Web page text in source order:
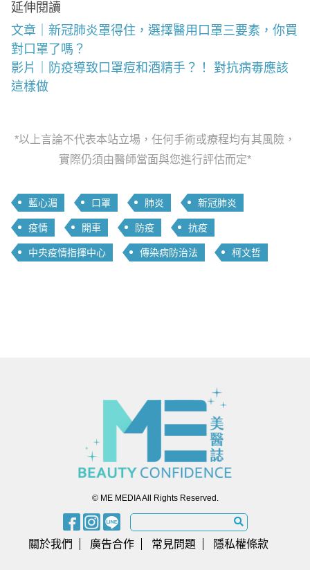
延伸閱讀
文章｜新冠肺炎罩得住，選擇醫用口罩三要素，你買
對口罩了嗎？
影片｜防疫導致口罩痘和酒精手？！ 對抗病毒應該
這樣做
*以上言論不代表本站立場，任何手術或療程均有其風險，
實際仍須由醫師當面與您進行評估而定*
藍心湄 口罩 肺炎 新冠肺炎
疫情 開車 防疫 抗疫
中央疫情指揮中心 傳染病防治法 柯文哲
© ME MEDIA All Rights Reserved.
關於我們 廣告合作 常見問題 隱私權條款